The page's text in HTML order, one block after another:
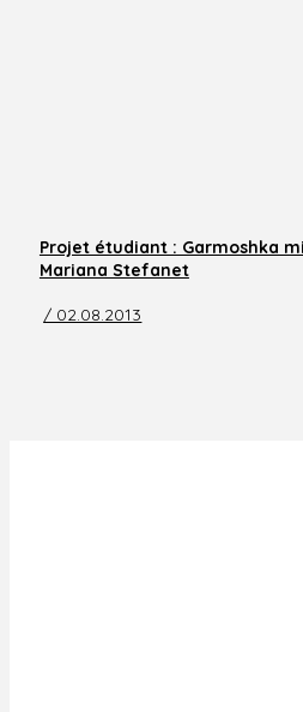
Projet étudiant : Garmoshka
Mariana Stefanet
/ 02.08.2013